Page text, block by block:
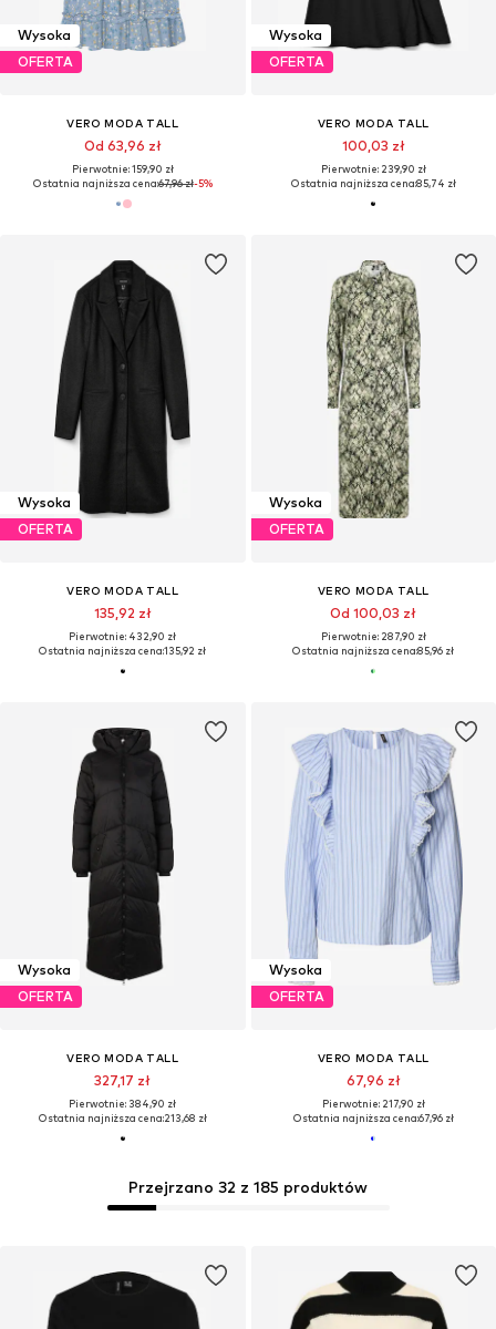
Wysoka
OFERTA
VERO MODA TALL
Od 63,96 zł
Pierwotnie: 159,90 zł
Ostatnia najniższa cena:67,96 zł-5%
Wysoka
OFERTA
VERO MODA TALL
100,03 zł
Pierwotnie: 239,90 zł
Ostatnia najniższa cena:85,74 zł
Przejrzano 32 z 185 produktów
Wysoka
OFERTA
VERO MODA TALL
135,92 zł
Pierwotnie: 432,90 zł
Ostatnia najniższa cena:135,92 zł
Wysoka
OFERTA
VERO MODA TALL
Od 100,03 zł
Pierwotnie: 287,90 zł
Ostatnia najniższa cena:85,96 zł
Wysoka
OFERTA
VERO MODA TALL
327,17 zł
Pierwotnie: 384,90 zł
Ostatnia najniższa cena:213,68 zł
Wysoka
OFERTA
VERO MODA TALL
67,96 zł
Pierwotnie: 217,90 zł
Ostatnia najniższa cena:67,96 zł